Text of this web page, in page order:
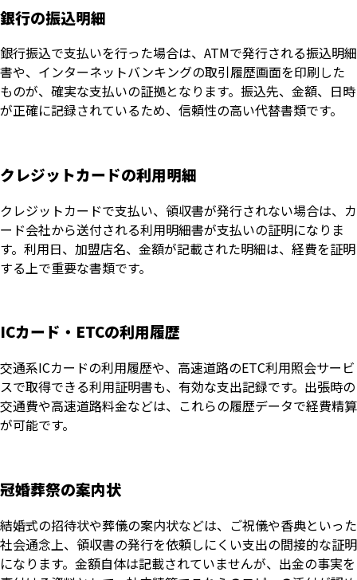
銀行の振込明細
銀行振込で支払いを行った場合は、ATMで発行される振込明細
書や、インターネットバンキングの取引履歴画面を印刷した
ものが、確実な支払いの証拠となります。振込先、金額、日時
が正確に記録されているため、信頼性の高い代替書類です。
クレジットカードの利用明細
クレジットカードで支払い、領収書が発行されない場合は、カ
ード会社から送付される利用明細書が支払いの証明になりま
す。利用日、加盟店名、金額が記載された明細は、経費を証明
する上で重要な書類です。
ICカード・ETCの利用履歴
交通系ICカードの利用履歴や、高速道路のETC利用照会サービ
スで取得できる利用証明書も、有効な支出記録です。出張時の
交通費や高速道路料金などは、これらの履歴データで経費精算
が可能です。
冠婚葬祭の案内状
結婚式の招待状や葬儀の案内状などは、ご祝儀や香典といった
社会通念上、領収書の発行を依頼しにくい支出の間接的な証明
になります。金額自体は記載されていませんが、出金の事実を